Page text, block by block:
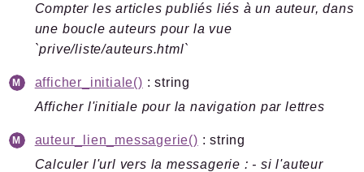
Compter les articles publiés liés à un auteur, dans
une boucle auteurs pour la vue
`prive/liste/auteurs.html`
afficher_initiale() : string
Afficher l'initiale pour la navigation par lettres
auteur_lien_messagerie() : string
Calculer l'url vers la messagerie : - si l'auteur